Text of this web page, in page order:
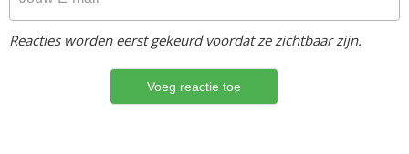
Reacties worden eerst gekeurd voordat ze zichtbaar zijn.